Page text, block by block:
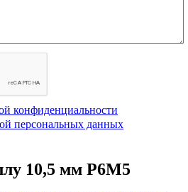
конфиденциальности
персональных данных
10,5 мм Р6М5